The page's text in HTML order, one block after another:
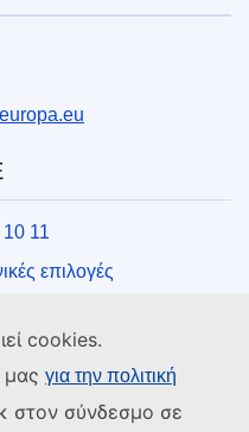
cookies.
μας για την πολιτική
στον σύνδεσμο σε
europa.eu
11
επιλογές
της ΕΕ